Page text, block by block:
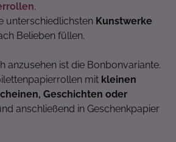
.
unterschiedlichsten Kunstwerke
Belieben füllen.
anzusehen ist die Bonbonvariante.
mit kleinen
Geschichten oder
anschließend in Geschenkpapier